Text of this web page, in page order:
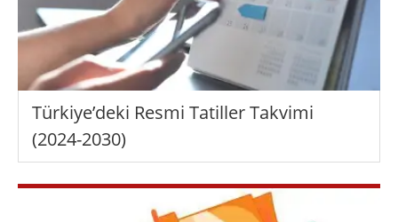
Türkiye’deki Resmi Tatiller Takvimi
(2024-2030)